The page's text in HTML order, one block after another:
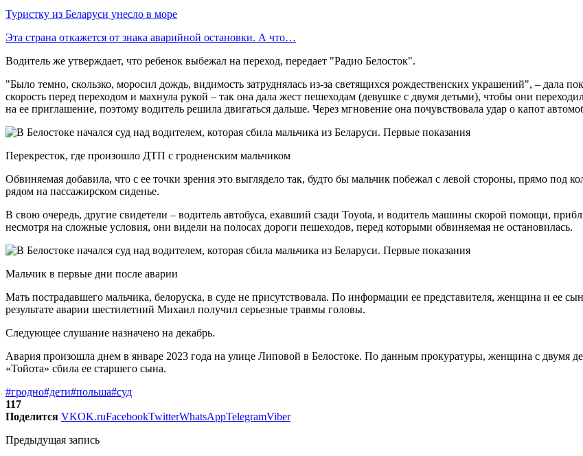
Туристку из Беларуси унесло в море
Эта страна откажется от знака аварийной остановки. А что…
Водитель же утверждает, что ребенок выбежал на переход, передает "Радио Белосток".
"Было темно, скользко, моросил дождь, видимость затруднялась из-за светящихся рождественских украшений", – дала
скорость перед переходом и махнула рукой – так она дала жест пешеходам (девушке с двумя детьми), чтобы они
на ее приглашение, поэтому водитель решила двигаться дальше. Через мгновение она почувствовала удар о капот
Перекресток, где произошло ДТП с гродненским мальчиком
Обвиняемая добавила, что с ее точки зрения это выглядело так, будто бы мальчик побежал с левой стороны, прямо
рядом на пассажирском сиденье.
В свою очередь, другие свидетели – водитель автобуса, ехавший сзади Toyota, и водитель машины скорой помощи,
несмотря на сложные условия, они видели на полосах дороги пешеходов, перед которыми обвиняемая не остановилась.
Мальчик в первые дни после аварии
Мать пострадавшего мальчика, белоруска, в суде не присутствовала. По информации ее представителя, женщина и ее
результате аварии шестилетний Михаил получил серьезные травмы головы.
Следующее слушание назначено на декабрь.
Авария произошла днем ​​в январе 2023 года на улице Липовой в Белостоке. По данным прокуратуры, женщина с двумя
«Тойота» сбила ее старшего сына.
#гродно#дети#польша#суд
117
Поделится VKOK.ruFacebookTwitterWhatsAppTelegramViber
Предыдущая запись